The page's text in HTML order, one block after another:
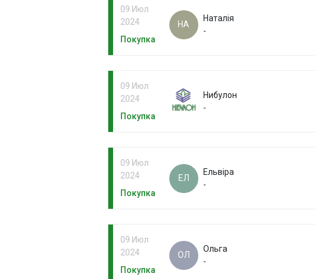
09 Июл
2024
Покупка
НА
Наталія
-
09 Июл
2024
Покупка
Нибулон
-
09 Июл
2024
Покупка
ЕЛ
Ельвіра
-
09 Июл
2024
Покупка
ОЛ
Ольга
-